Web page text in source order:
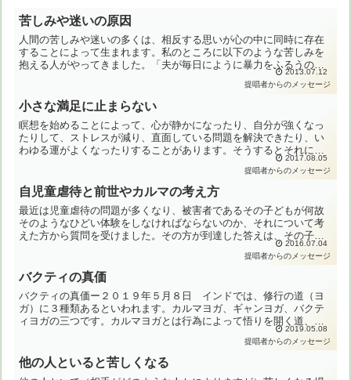
苦しみや迷いの原因
人間の苦しみや迷いの多くは、相反する思いが心の中に同時に存在
することによって生まれます。私のところに以下のような苦しみを
抱える人がやってきました。「夫が毎日にように暴力をふるうので
いつか自分は殺されてしまうだろう。けれども離婚したら食べて
2013.07.12
提唱者からのメッセージ
小さな満足に止まらない
瞑想を始めることによって、心が静かになったり、自分が強くなっ
たりして、ストレスが減り、直面している問題を解決できたり、い
わゆる運がよくなったりすることがあります。そうするとそれに満
足して、同じような意識や気持ちで瞑想を続けることになりがち
2017.08.05
提唱者からのメッセージ
自児童虐待と前世やカルマの考え方
最近は児童虐待の問題が多くなり、被害者であるその子どもが何故
そのようなひどい体験をしなければならないのか、それについて考
えた方から質問を受けました。その方が到達した答えは、その子ど
もが、なにか前世で悪いことをし、そのカルマを今生で解消して
2016.07.04
提唱者からのメッセージ
バクティの真価
バクティの真価ー２０１９年５月８日 インドでは、修行の道（ヨ
ガ）に３種類あるといわれます。カルマヨガ、ギャンヨガ、バクテ
ィヨガの三つです。カルマヨガとは行為によって悟りを開く道、ギ
ャンヨガとは知識によって悟りを開く道、そしてバクティとは愛
2019.05.08
提唱者からのメッセージ
他の人といると苦しくなる